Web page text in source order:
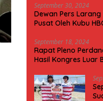
September 30, 2024
Dewan Pers
Pusat Oleh Kubu
September 18, 2024
Rapat Pleno
Hasil Kongres Luar